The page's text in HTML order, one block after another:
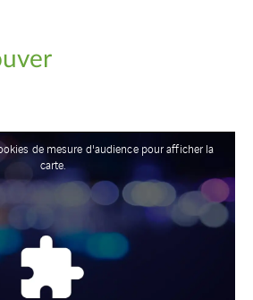
de mesure d'audience pour afficher la
carte.